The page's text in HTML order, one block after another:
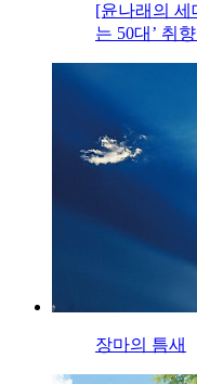
[윤나래의 세
는 50대’ 취
장마의 틈새